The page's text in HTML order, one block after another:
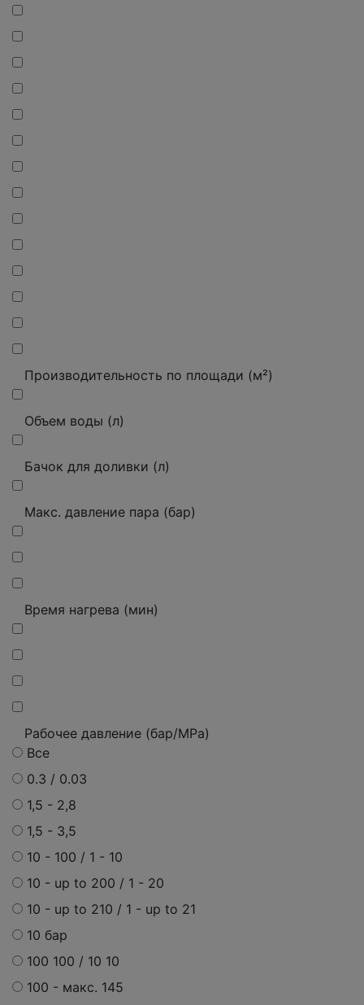
Производительность по площади (м²)
Объем воды (л)
Бачок для доливки (л)
Макс. давление пара (бар)
Время нагрева (мин)
Рабочее давление (бар/MPa)
Все
0.3 / 0.03
1,5 - 2,8
1,5 - 3,5
10 - 100 / 1 - 10
10 - up to 200 / 1 - 20
10 - up to 210 / 1 - up to 21
10 бар
100 100 / 10 10
100 - макс. 145